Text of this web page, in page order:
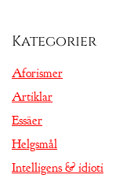
Kategorier
Aforismer
Artiklar
Essäer
Helgsmål
Intelligens & idioti